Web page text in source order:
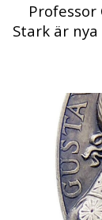
Professor
Stark är